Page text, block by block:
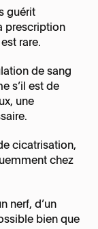
guérit
prescription
rare.
de sang
s’il est de
une
cicatrisation,
chez
nerf, d’un
bien que